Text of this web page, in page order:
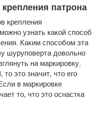
патрона
крепления
узнать какой способ
Каким способом эта
шуруповерта довольно
на маркировку.
это значит, что его
в маркировке
то, что это оснастка